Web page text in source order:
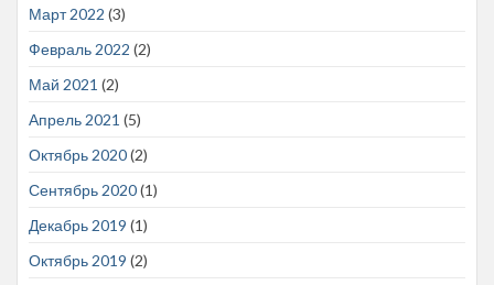
Март 2022 (3)
Февраль 2022 (2)
Май 2021 (2)
Апрель 2021 (5)
Октябрь 2020(2)
Сентябрь 2020(1)
Декабрь 2019 (1)
Октябрь 2019 (2)